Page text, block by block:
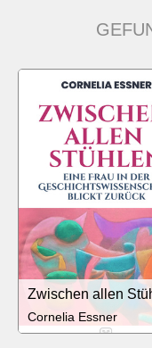
Zwischen allen
Cornelia Essner